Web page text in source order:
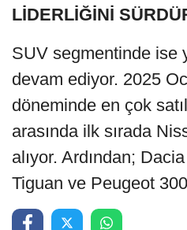
LİDERLİĞİNİ
SUV segmentinde ise
devam ediyor. 2025
döneminde en çok
arasında ilk sırada
alıyor. Ardından;
Tiguan ve Peugeot